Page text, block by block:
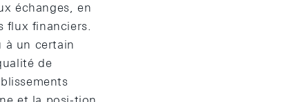
échanges, en
flux financiers.
à un certain
de